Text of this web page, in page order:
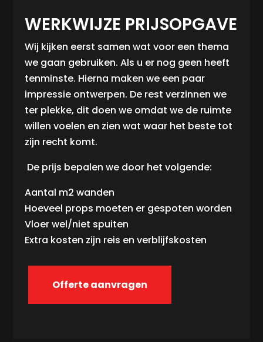
WERKWIJZE PRIJSOPGAVE
Wij kijken eerst samen wat voor een thema
we gaan gebruiken. Als u er nog geen heeft
tenminste. Hierna maken we een paar
impressie ontwerpen. De rest verzinnen we
ter plekke, dit doen we omdat we de ruimte
willen voelen en zien wat waar het beste tot
zijn recht komt.
De prijs bepalen we door het volgende:
Aantal m2 wanden
Hoeveel props moeten er gespoten worden
Vloer wel/niet spuiten
Extra kosten zijn reis en verblijfskosten
Offerte aanvragen